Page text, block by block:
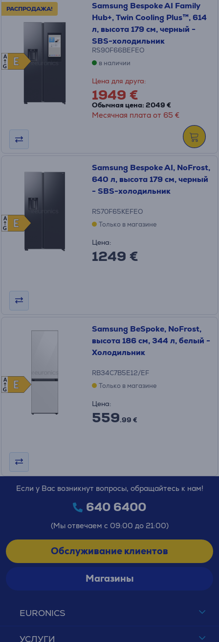
РАСПРОДАЖА!
E
E
A
G
Samsung Bespoke AI Family
Hub+, Twin Cooling Plus™, 614
л, высота 179 см, черный -
SBS-холодильник
RS90F66BEFEO
в наличии
Цена для друга:
1949 €
Обычная цена: 2049 €
Месячная плата от 65 €
E
E
A
G
Samsung Bespoke AI, NoFrost,
640 л, высота 179 см, черный
- SBS-холодильник
RS70F65KEFEO
Только в магазине
Цена:
1249 €
E
E
A
G
Samsung BeSpoke, NoFrost,
высота 186 см, 344 л, белый -
Холодильник
RB34C7B5E12/EF
Только в магазине
Цена:
559.99 €
EURONICS
УСЛУГИ
Если у Вас возникнут вопросы, обращайтесь к нам!
640 6400
(Мы отвечаем с 09:00 до 21:00)
Обслуживание клиентов
Магазины